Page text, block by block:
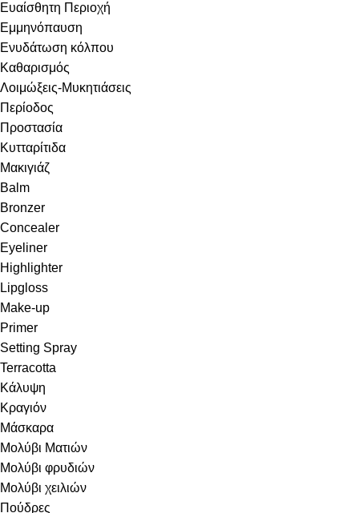
Ευαίσθητη Περιοχή
Εμμηνόπαυση
Ενυδάτωση κόλπου
Καθαρισμός
Λοιμώξεις-Μυκητιάσεις
Περίοδος
Προστασία
Κυτταρίτιδα
Μακιγιάζ
Balm
Bronzer
Concealer
Eyeliner
Highlighter
Lipgloss
Make-up
Primer
Setting Spray
Terracotta
Κάλυψη
Κραγιόν
Μάσκαρα
Μολύβι Ματιών
Μολύβι φρυδιών
Μολύβι χειλιών
Πούδρες